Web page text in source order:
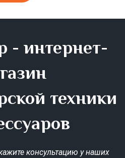
- интернет-
техники
консультацию у наших